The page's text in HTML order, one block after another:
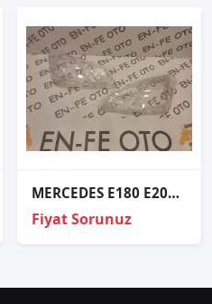
MERCEDES E180 E200 E220 E250 W207 207 E SERİSİ COUPE SAĞ FAR CAMI SIFIR 2009 2010 2011 2012 2013 2014
Fiyat Sorunuz